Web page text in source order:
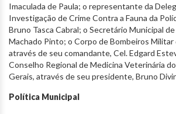
Imaculada de Paula; o representante da
Investigação de Crime Contra a Fauna da
Bruno Tasca Cabral; o Secretário Municipal de
Machado Pinto; o Corpo de Bombeiros Militar
através de seu comandante, Cel. Edgard
Conselho Regional de Medicina Veterinária
Gerais, através de seu presidente, Bruno
Política Municipal